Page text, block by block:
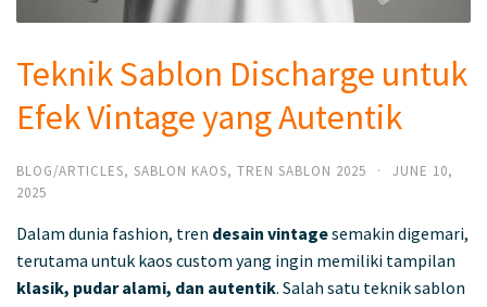
Teknik Sablon Discharge untuk
Efek Vintage yang Autentik
BLOG/ARTICLES, SABLON KAOS, TREN SABLON 2025 ·
JUNE 10,
2025
Dalam dunia fashion, tren desain vintagesemakin digemari,
terutama untuk kaos custom yang ingin memiliki tampilan
klasik, pudar alami, dan autentik. Salah satu teknik sablon